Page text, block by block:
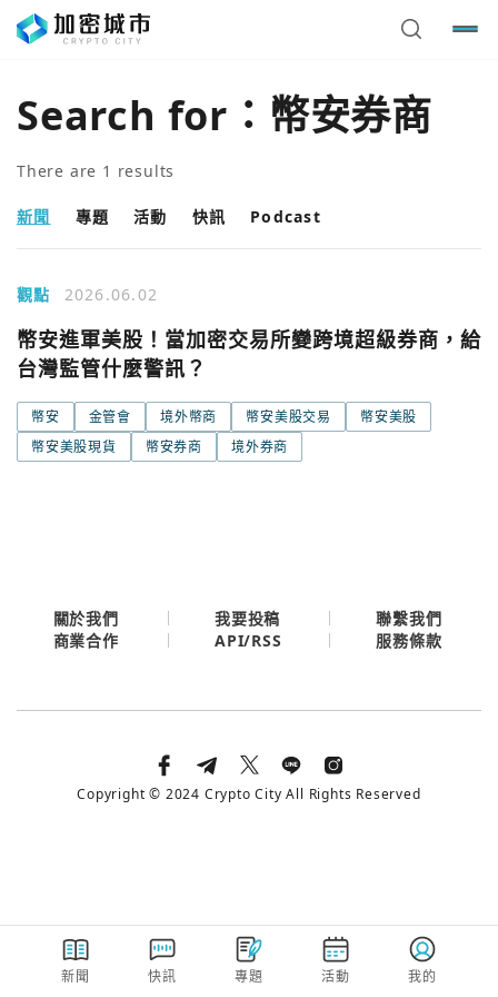
Search for： 幣安券商
There are 1 results
新聞 專題 活動 快訊 Podcast
觀點 2026.06.02
幣安進軍美股！當加密交易所變跨境超級券商，給
台灣監管什麼警訊？
幣安 金管會 境外幣商 幣安美股交易
幣安美股
幣安美股現貨
幣安券商 境外券商
使用以下帳號繼續
城市
新聞 快訊 專題 活動 我的
關於我們 我要投稿
聯繫我們
商業合作
API/RSS 服務條款
Copyright © 2024 Crypto City All Rights Reserved